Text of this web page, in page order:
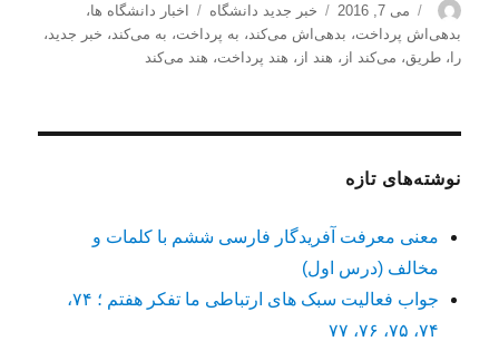
نویسنده
ارسال
شده
در
می 7, 2016 دسته‌ها
خبر جدید دانشگاه برچسب‌ها
اخبار دانشگاه ها،
بدهی‌اش پرداخت، بدهی‌اش می‌کند، به پرداخت، به می‌کند، خبر جدید،
را ،طریق، می‌کند از ، هند از ، هند پرداخت، هند می‌کند
نوشته‌های تازه
معنی معرفت آفریدگار فارسی ششم با کلمات و
مخالف (درس اول)
جواب فعالیت سبک های ارتباطی ما تفکر هفتم ؛ ۷۴،
۷۴، ۷۵، ۷۶، ۷۷